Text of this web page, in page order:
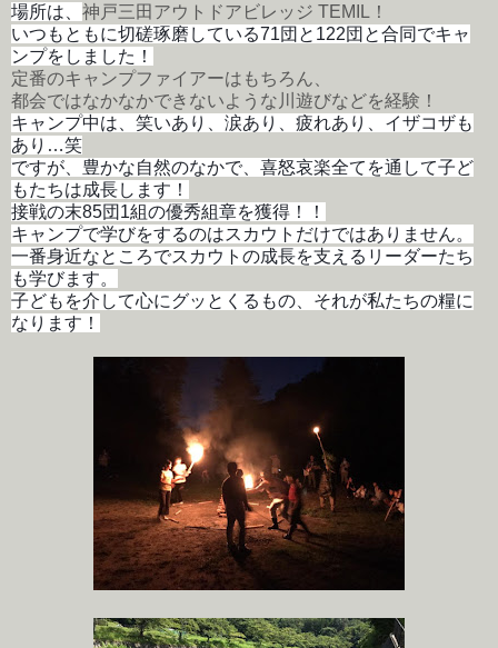
場所は、 神戸三田アウトドアビレッジ TEMIL！
いつもともに切磋琢磨している71団と122団と合同でキャ
ンプをしました！
定番のキャンプファイアーはもちろん、
都会ではなかなかできないような川遊びなどを経験！
キャンプ中は、笑いあり、涙あり、疲れあり、イザコザも
あり…笑
ですが、豊かな自然のなかで、喜怒哀楽全てを通して子ど
もたちは成長します！
接戦の末85団1組の優秀組章を獲得！！
キャンプで学びをするのはスカウトだけではありません。
一番身近なところでスカウトの成長を支えるリーダーたち
も学びます。
子どもを介して心にグッとくるもの、それが私たちの糧に
なります！